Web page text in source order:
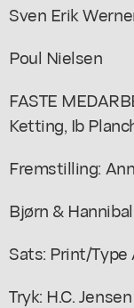
Sven Erik
Poul Nielsen
FASTE
Ketting, Ib
Fremstilling:
Bjørn &
Sats: Print/Type
Tryk: H.C.